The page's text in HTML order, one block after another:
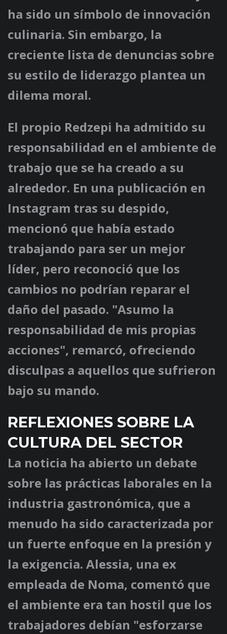
ha sido un símbolo de innovación
culinaria. Sin embargo, la
creciente lista de denuncias sobre
su estilo de liderazgo plantea un
dilema moral.
El propio Redzepi ha admitido su
responsabilidad en el ambiente de
trabajo que se ha creado a su
alrededor. En una publicación en
Instagram tras su despido,
mencionó que había estado
trabajando para ser un mejor
líder, pero reconoció que los
cambios no podrían reparar el
daño del pasado. "Asumo la
responsabilidad de mis propias
acciones", remarcó, ofreciendo
disculpas a aquellos que sufrieron
bajo su mando.
REFLEXIONES SOBRE LA
CULTURA DEL SECTOR
La noticia ha abierto un debate
sobre las prácticas laborales en la
industria gastronómica, que a
menudo ha sido caracterizada por
un fuerte enfoque en la presión y
la exigencia. Alessia, una ex
empleada de Noma, comentó que
el ambiente era tan hostil que los
trabajadores debían "esforzarse